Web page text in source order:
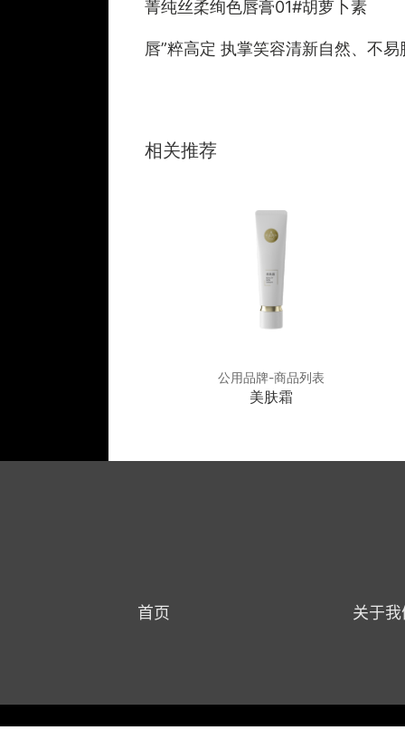
菁纯丝柔绚色唇膏01#胡萝卜素
唇”粹高定 执掌笑容清新自然、不
相关推荐
公用品牌-商品列表
美肤霜
首页 关于